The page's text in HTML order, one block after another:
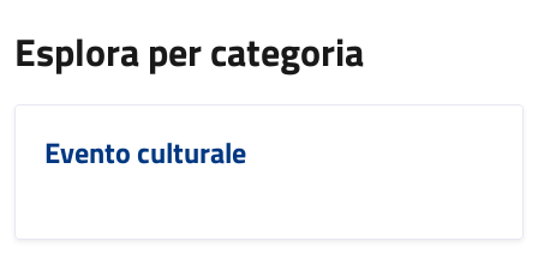
Esplora per categoria
Evento culturale